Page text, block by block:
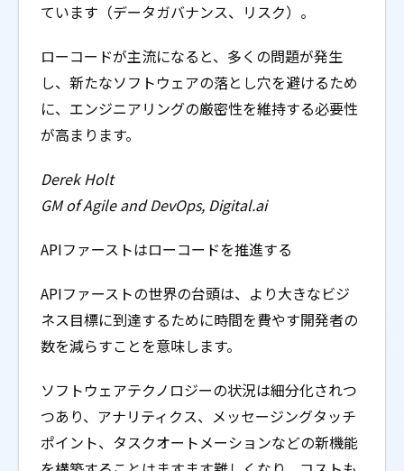
ています（データガバナンス、リスク）。
ローコードが主流になると、多くの問題が発生
し、新たなソフトウェアの落とし穴を避けるため
に、エンジニアリングの厳密性を維持する必要性
が高まります。
Derek Holt
GM of Agile and DevOps, Digital.ai
APIファーストはローコードを推進する
APIファーストの世界の台頭は、より大きなビジ
ネス目標に到達するために時間を費やす開発者の
数を減らすことを意味します。
ソフトウェアテクノロジーの状況は細分化されつ
つあり、アナリティクス、メッセージングタッチ
ポイント、タスクオートメーションなどの新機能